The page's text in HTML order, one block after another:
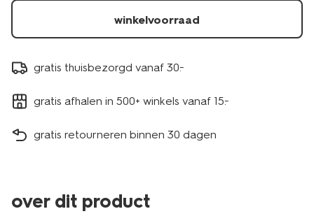
winkelvoorraad
gratis thuisbezorgd vanaf 30.-
gratis afhalen in 500+ winkels vanaf 15.-
gratis retourneren binnen 30 dagen
over dit product